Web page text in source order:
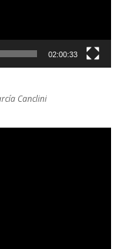
02:00:33
Canclini